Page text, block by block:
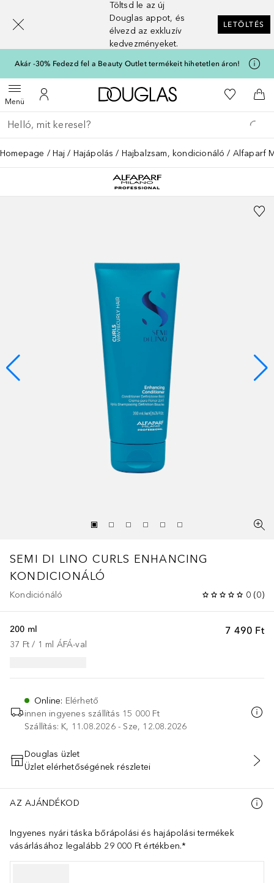
Töltsd le az új
Douglas appot, és
élvezd az exkluzív
kedvezményeket.
LETÖLTÉS
Akár -30% Fedezd fel a Beauty Outlet termékeit hihetetlen áron!
MenüMenü megnyitása
A fiókomhoz
A Douglas Főoldalra
A
Menj vissza
Keresés végrehajtása
Homepage Haj Hajápolás Hajbalzsam, kondicionáló Alfaparf
SEMI DI LINO CURLS ENHANCING
KONDICIONÁLÓ
Kondiciónáló 0 (0)
7 490 Ft
200 ml
37 Ft / 1 ml ÁFÁ-val
Online: Elérhető
innen ingyenes szállítás 15 000 Ft
Szállítás: K, 11.08.2026 - Sze, 12.08.2026
KOSÁRBA HELYEZÉS
Douglas üzlet
Üzlet elérhetőségének részletei
AZ AJÁNDÉKOD
Ingyenes nyári táska bőrápolási és hajápolási termékek
vásárlásához legalább 29 000 Ft értékben.*
[navigation.slideout.screenreader]